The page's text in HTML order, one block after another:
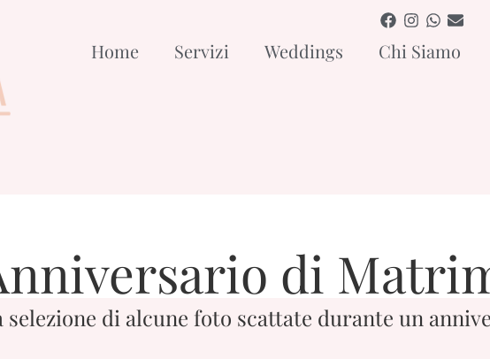
Home Servizi Weddings Chi Siamo
di
selezione di alcune foto scattate durante un